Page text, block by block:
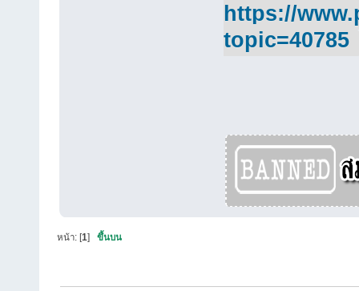
https://
topic=40785
หน้า: [1]ขึ้นบน